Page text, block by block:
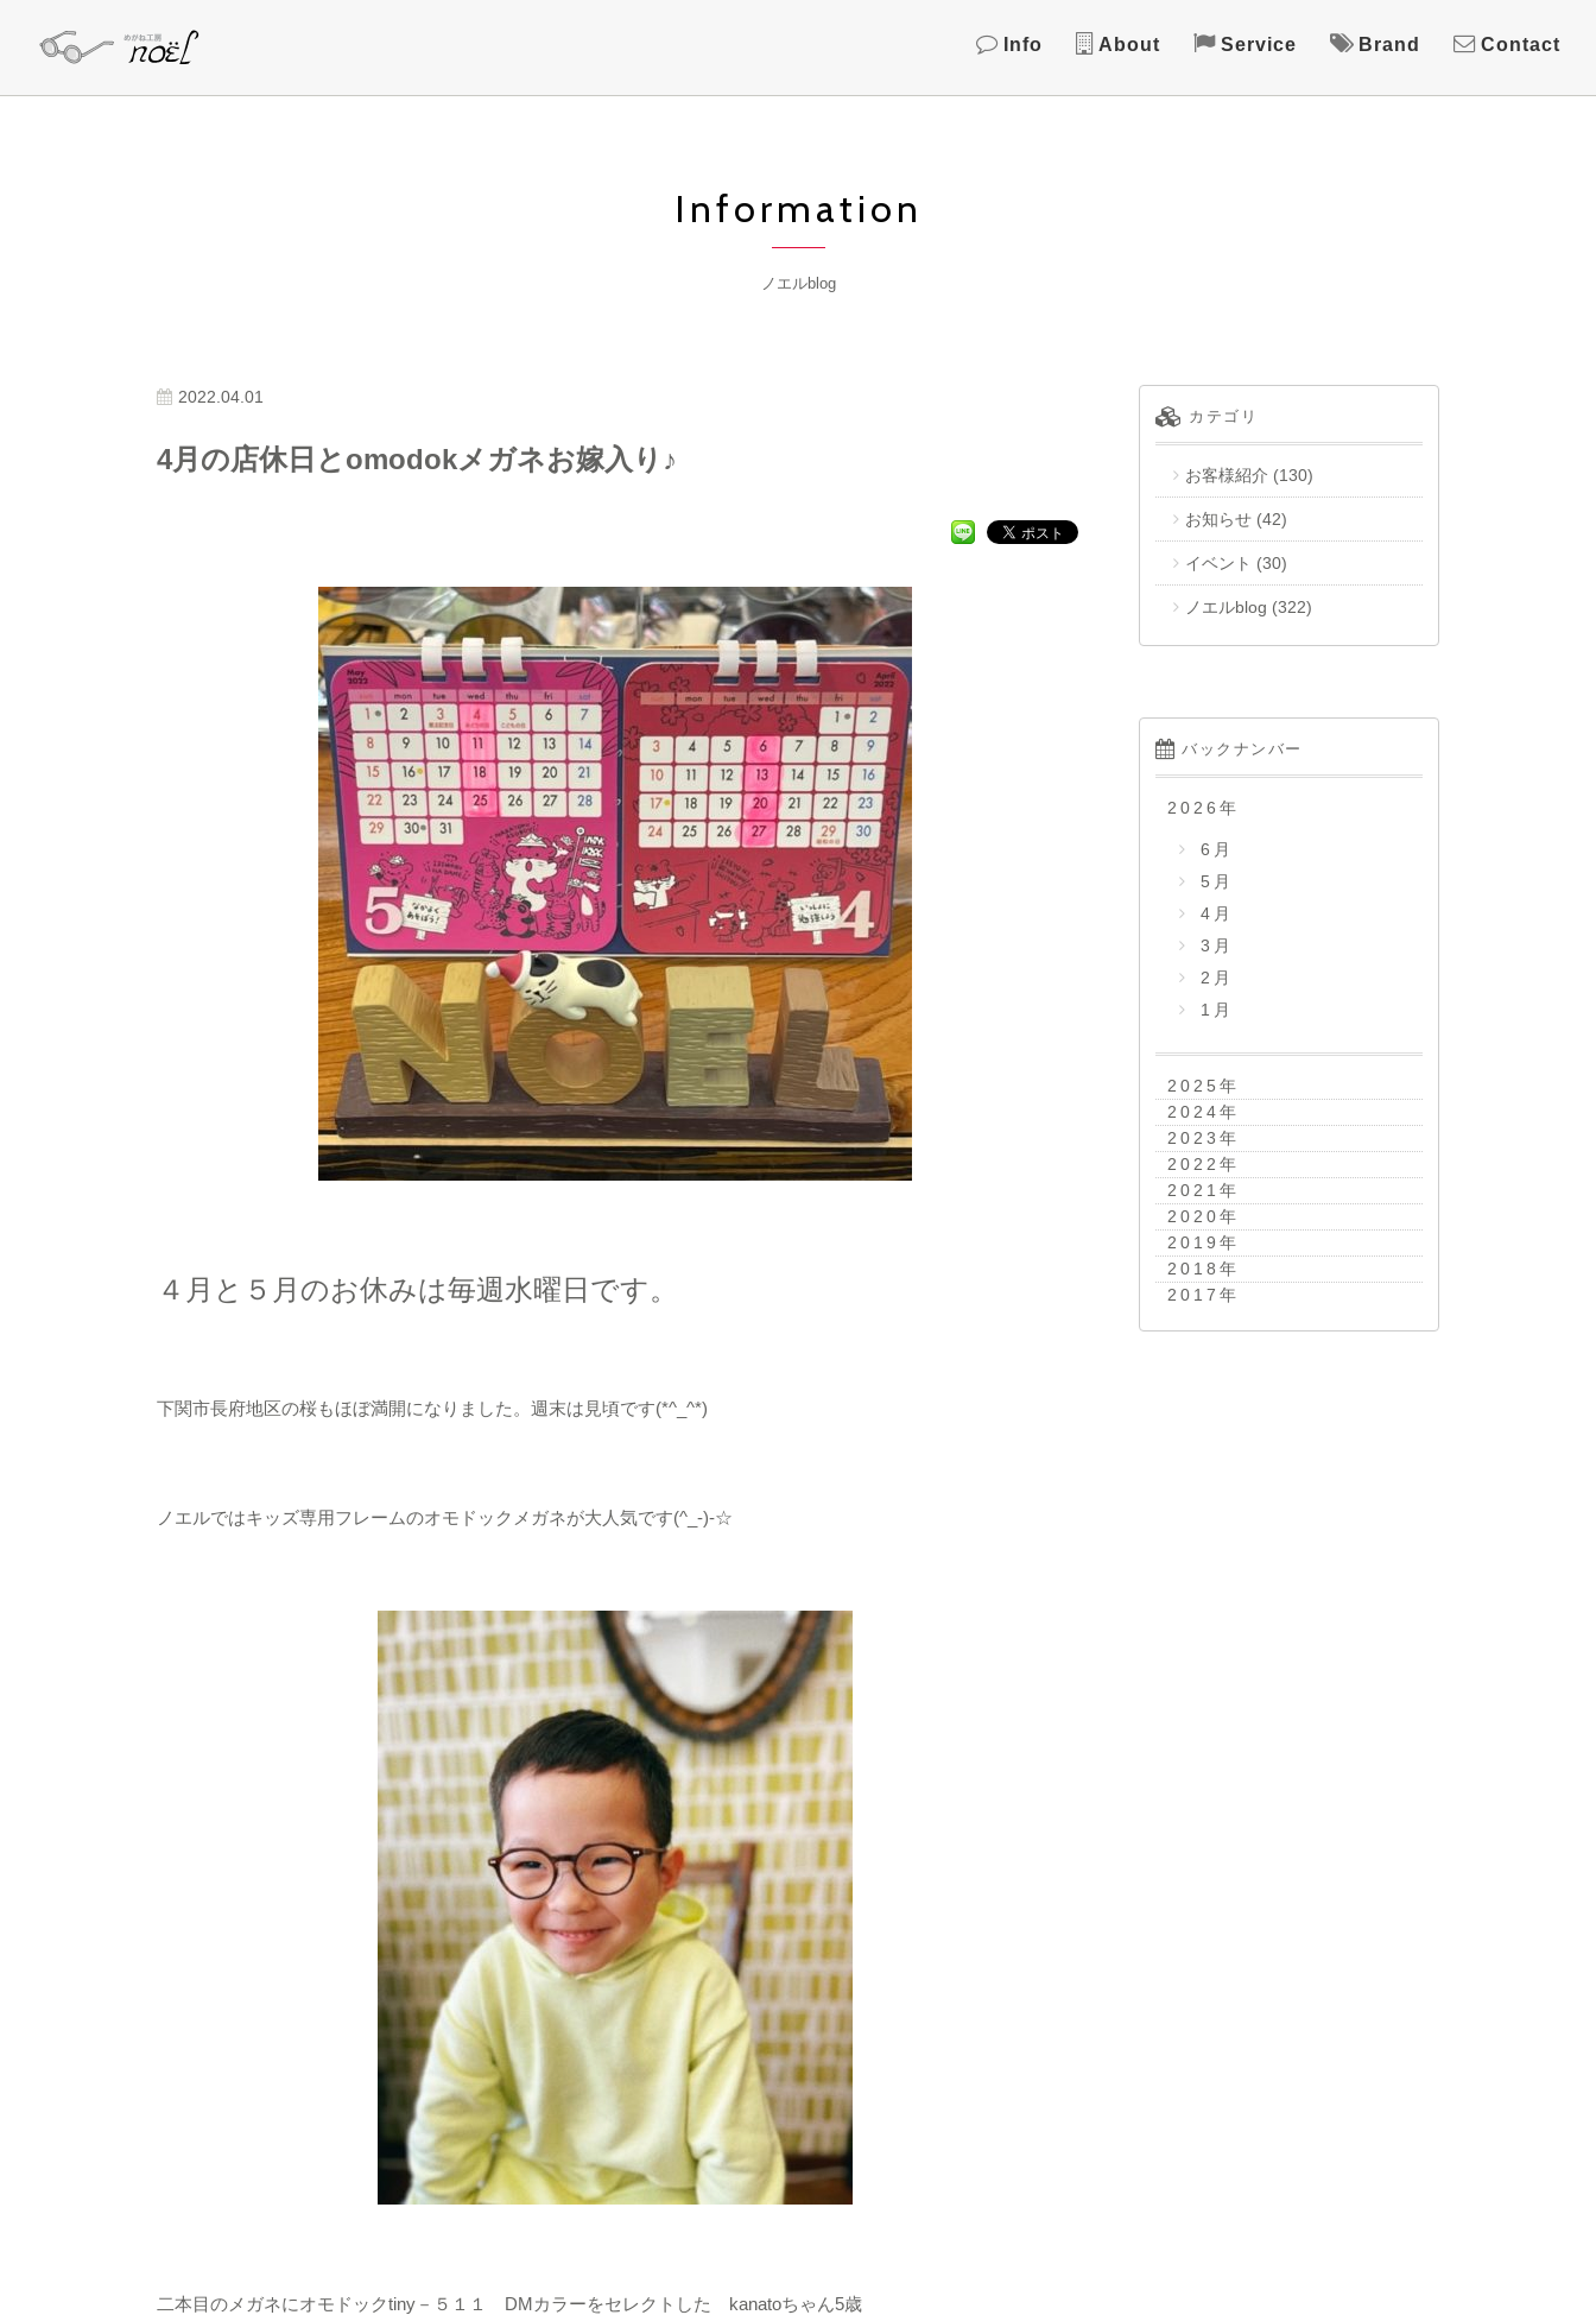
Info About Service Brand Contact
Information
ノエルblog
2022.04.01
4月の店休日とomodokメガネお嫁入り♪
４月と５月のお休みは毎週水曜日です。
下関市長府地区の桜もほぼ満開になりました。週末は見頃です(*^_^*)
ノエルではキッズ専用フレームのオモドックメガネが大人気です(^_-)-☆
二本目のメガネにオモドックtiny－５１１ DMカラーをセレクトした kanatoちゃん5歳
カテゴリ
お客様紹介 (130)
お知らせ(42)
イベント (30)
ノエルblog (322)
バックナンバー
2026 年
6月
5月
4月
3月
2月
1月
2025 年
2024年
2023 年
2022 年
2021 年
2020年
2019 年
2018 年
2017 年